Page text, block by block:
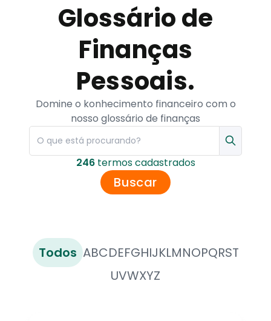
Glossário de
Finanças
Pessoais.
Domine o konhecimento financeiro com o
nosso glossário de finanças
246 termoscadastrados
Buscar
Todos ABCDEFGHIJKLMNOPQRST
UVWXYZ